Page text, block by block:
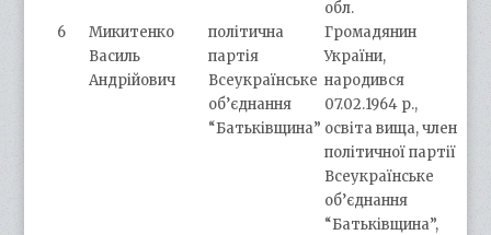
обл.
6
Микитенко
Василь
Андрійович
політична
партія
Всеукраїнське
об’єднання
“Батьківщина”
Громадянин
України,
народився
07.02.1964 р.,
освіта вища, член
політичної партії
Всеукраїнське
об’єднання
“Батьківщина”,